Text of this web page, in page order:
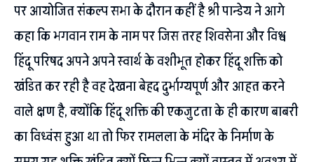
पर आयोजित संकल्प सभा के दौरान कहीं है श्री पान्डेय ने आगे
कहा कि भगवान राम के नाम पर जिस तरह शिवसेना और विश्व
हिंदू परिषद अपने अपने स्वार्थ के वशीभूत होकर हिंदू शक्ति को
खंडित कर रही है वह देखना बेहद दुर्भाग्यपूर्ण और आहत करने
वाले क्षण है, क्योंकि हिंदू शक्ति की एकजुटता के ही कारण बाबरी
का विध्वंस हुआ था तो फिर रामलला के मंदिर के निर्माण के